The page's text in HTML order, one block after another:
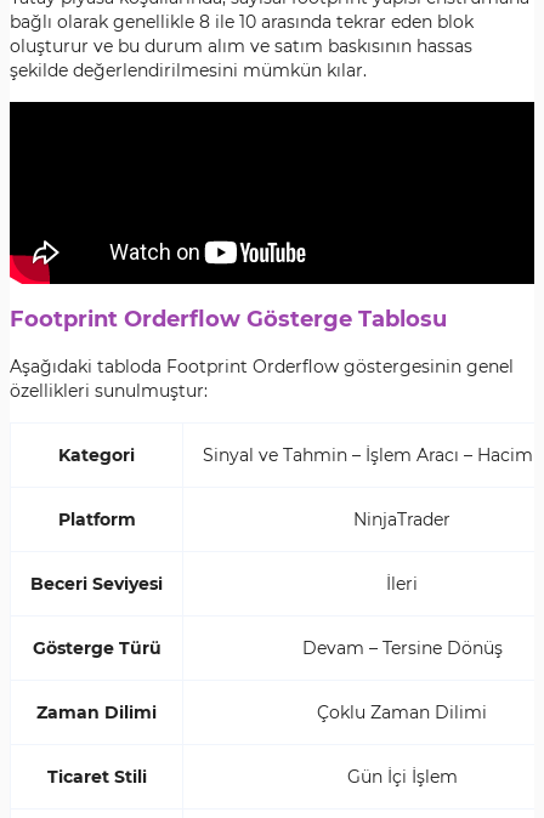
bağlı olarak genellikle 8 ile 10 arasında tekrar eden blok
oluşturur ve bu durum alım ve satım baskısının hassas
şekilde değerlendirilmesini mümkün kılar.
Footprint Orderflow Gösterge Tablosu
Aşağıdaki tabloda Footprint Orderflow göstergesinin genel
özellikleri sunulmuştur:
Kategori Sinyal ve Tahmin – İşlem Aracı – Hacim
Platform NinjaTrader
Beceri Seviyesi İleri
Gösterge Türü Devam – Tersine Dönüş
Zaman Dilimi Çoklu Zaman Dilimi
Ticaret Stili Gün İçi İşlem